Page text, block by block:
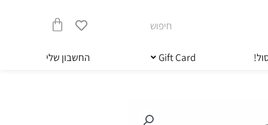
חיפוש
עגלת
קניות
Gift Card החשבון שלי